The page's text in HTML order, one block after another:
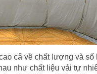
cả về chất lượng và
như chất liệu vải tự